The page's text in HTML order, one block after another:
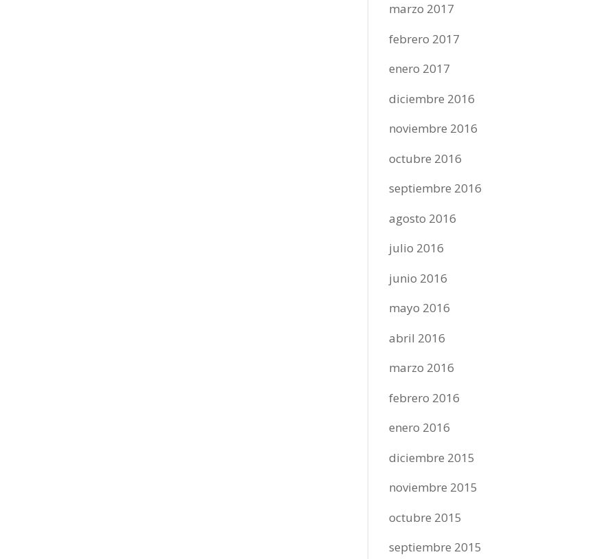
marzo 2017
febrero 2017
enero 2017
diciembre 2016
noviembre 2016
octubre 2016
septiembre 2016
agosto 2016
julio 2016
junio 2016
mayo 2016
abril 2016
marzo 2016
febrero 2016
enero 2016
diciembre 2015
noviembre 2015
octubre 2015
septiembre 2015